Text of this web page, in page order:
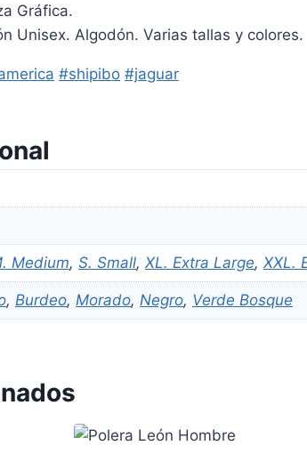
Gráfica.
Unisex. Algodón. Varias tallas y colores.
#shipibo #jaguar
Medium, S. Small, XL. Extra Large, XXL.
, Burdeo, Morado, Negro, Verde Bosque